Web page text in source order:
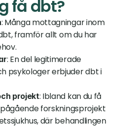
få dbt?
: Många mottagningar inom
framför allt om du har
: En del legitimerade
psykologer erbjuder dbt i
projekt: Ibland kan du få
forskningsprojekt
där behandlingen